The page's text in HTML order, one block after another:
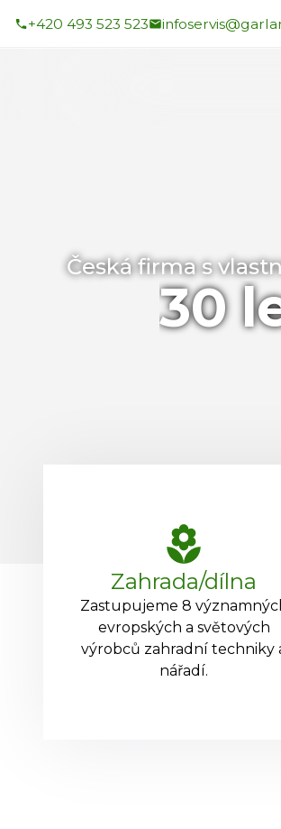
+420 493 523 523
Česká firma s
30
Zahrada/dílna
Zastupujeme 8
evropských a světových
výrobců zahradní techniky
nářadí.